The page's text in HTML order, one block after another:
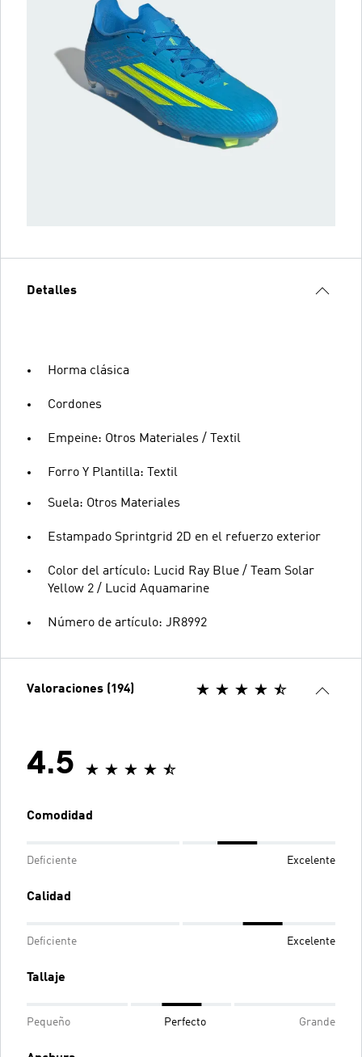
Detalles
Horma clásica
Cordones
Empeine: Otros Materiales / Textil
Forro Y Plantilla: Textil
Suela: Otros Materiales
Estampado Sprintgrid 2D en el refuerzo exterior
Color del artículo: Lucid Ray Blue / Team Solar
Yellow 2 / Lucid Aquamarine
Número de artículo: JR8992
Valoraciones (194)
4.5
Comodidad
Deficiente Excelente
Calidad
Deficiente Excelente
Tallaje
Pequeño Perfecto Grande